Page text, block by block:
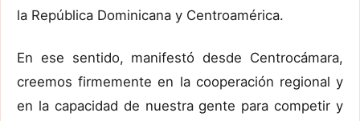
la República Dominicana y Centroamérica.
En ese sentido, manifestó desde Centrocámara,
creemos firmemente en la cooperación regional y
en la capacidad de nuestra gente para competir y